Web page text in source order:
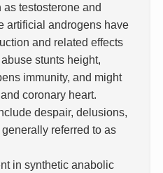
testosterone and
artificial androgens have
and related effects
stunts height,
immunity, and might
coronary heart.
despair, delusions,
referred to as
in synthetic anabolic